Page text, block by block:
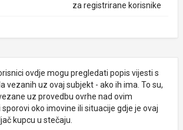
za registrirane korisnike
ovdje mogu pregledati popis vijesti s
vezanih uz ovaj subjekt - ako ih ima. To su,
uz provedbu ovrhe nad ovim
oko imovine ili situacije gdje je ovaj
kupcu u stečaju.